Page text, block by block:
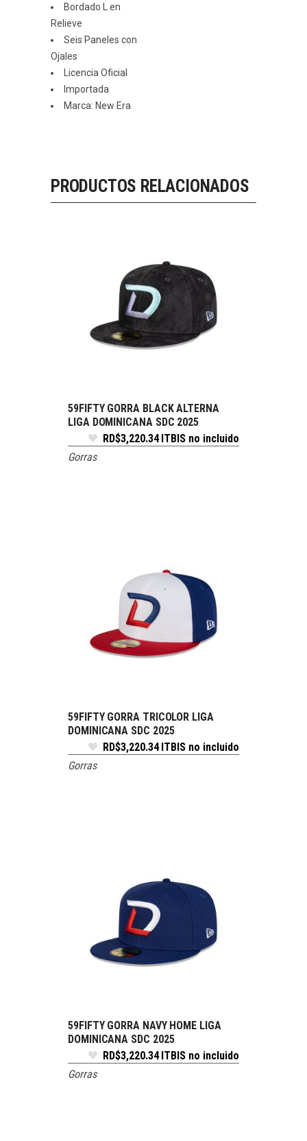
Bordado L en
Relieve
Seis Paneles con
Ojales
Licencia Oficial
Importada
Marca: New Era
PRODUCTOS RELACIONADOS
SELECCIONE OPCIONES
59FIFTY GORRA BLACK ALTERNA
LIGA DOMINICANA SDC 2025
RD$3,220.34 ITBIS no incluido
Gorras
SELECCIONE OPCIONES
59FIFTY GORRA TRICOLOR LIGA
DOMINICANA SDC 2025
RD$3,220.34 ITBIS no incluido
Gorras
SELECCIONE OPCIONES
59FIFTY GORRA NAVY HOME LIGA
DOMINICANA SDC 2025
RD$3,220.34 ITBIS no incluido
Gorras